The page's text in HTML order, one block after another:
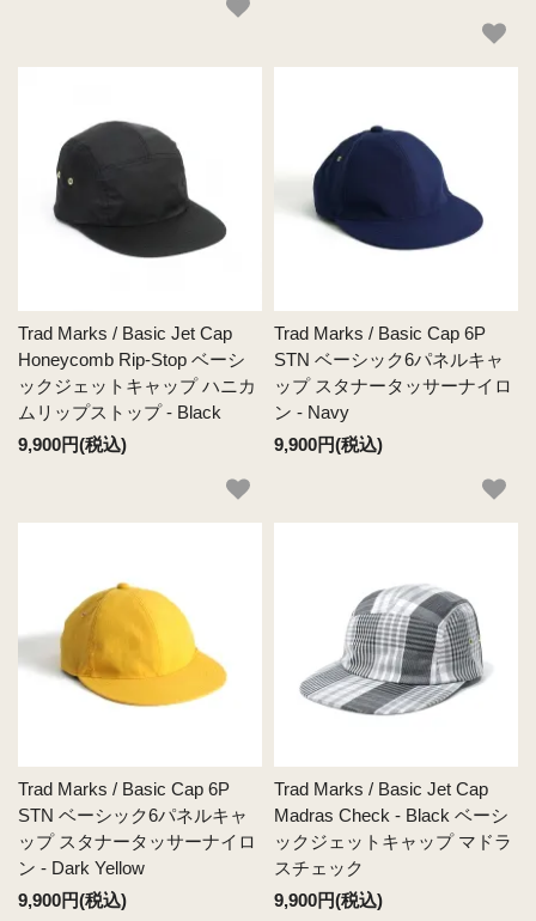
Trad Marks / Basic Jet Cap
Honeycomb Rip-Stop ベーシ
ックジェットキャップ ハニカ
ムリップストップ - Black
9,900円(税込)
Trad Marks / Basic Cap 6P
STN ベーシック6パネルキャ
ップ スタナータッサーナイロ
ン - Navy
9,900円(税込)
Trad Marks / Basic Cap 6P
STN ベーシック6パネルキャ
ップ スタナータッサーナイロ
ン - Dark Yellow
9,900円(税込)
Trad Marks / Basic Jet Cap
Madras Check - Black ベーシ
ックジェットキャップ マドラ
スチェック
9,900円(税込)